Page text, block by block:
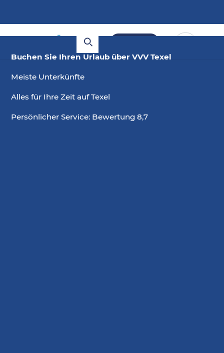
Buchen Sie Ihren Urlaub über VVV Texel
Meiste Unterkünfte
Alles für Ihre Zeit auf Texel
Persönlicher Service: Bewertung 8,7